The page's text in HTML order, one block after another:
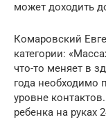
может доходить
Комаровский
категории:
что-то меняет в
года необходимо
уровне
ребенка на руках